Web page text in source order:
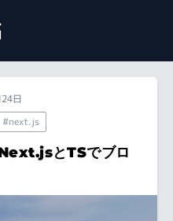
日
#next.js
とTSでブロ